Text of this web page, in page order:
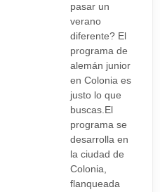
pasar un
verano
diferente? El
programa de
alemán junior
en Colonia es
justo lo que
buscas.El
programa se
desarrolla en
la ciudad de
Colonia,
flanqueada